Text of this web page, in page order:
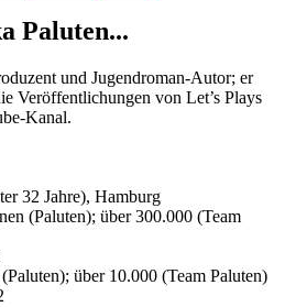
Paluten...
und Jugendroman-Autor; er
Veröffentlichungen von Let’s Plays
Kanal.
32 Jahre), Hamburg
(Paluten); über 300.000 (Team
über 10.000 (Team Paluten)